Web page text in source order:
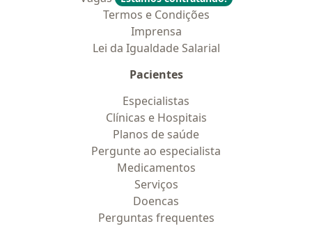
Termos e Condições
Imprensa
Lei da Igualdade Salarial
Pacientes
Especialistas
Clínicas e Hospitais
Planos de saúde
Pergunte ao especialista
Medicamentos
Serviços
Doencas
Perguntas frequentes